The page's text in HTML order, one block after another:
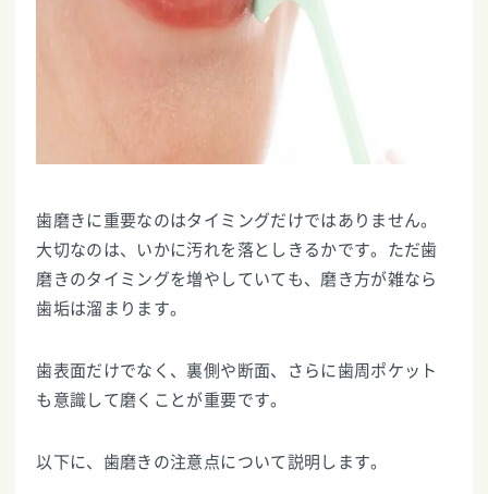
歯磨きに重要なのはタイミングだけではありません。
大切なのは、いかに汚れを落としきるかです。ただ歯
磨きのタイミングを増やしていても、磨き方が雑なら
歯垢は溜まります。
歯表面だけでなく、裏側や断面、さらに歯周ポケット
も意識して磨くことが重要です。
以下に、歯磨きの注意点について説明します。